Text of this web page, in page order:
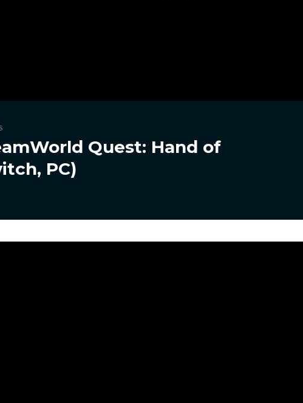
Quest: Hand of
PC)